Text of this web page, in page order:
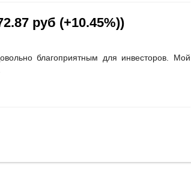
руб (+10.45%))
благоприятным для инвесторов. Мой